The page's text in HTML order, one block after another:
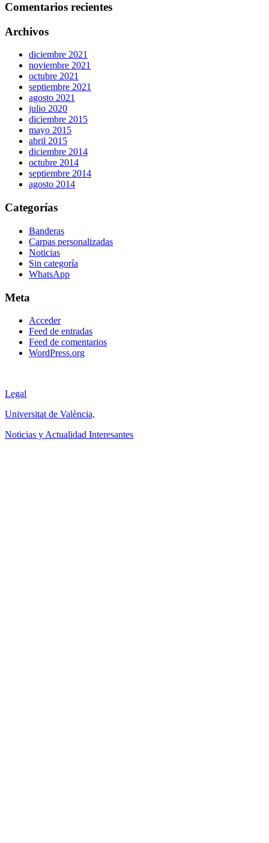
Comentarios recientes
Archivos
diciembre 2021
noviembre 2021
octubre 2021
septiembre 2021
agosto 2021
julio 2020
diciembre 2015
mayo 2015
abril 2015
diciembre 2014
octubre 2014
septiembre 2014
agosto 2014
Categorías
Banderas
Carpas personalizadas
Noticias
Sin categoría
WhatsApp
Meta
Acceder
Feed de entradas
Feed de comentarios
WordPress.org
Legal
Universitat de València,
Noticias y Actualidad Interesantes